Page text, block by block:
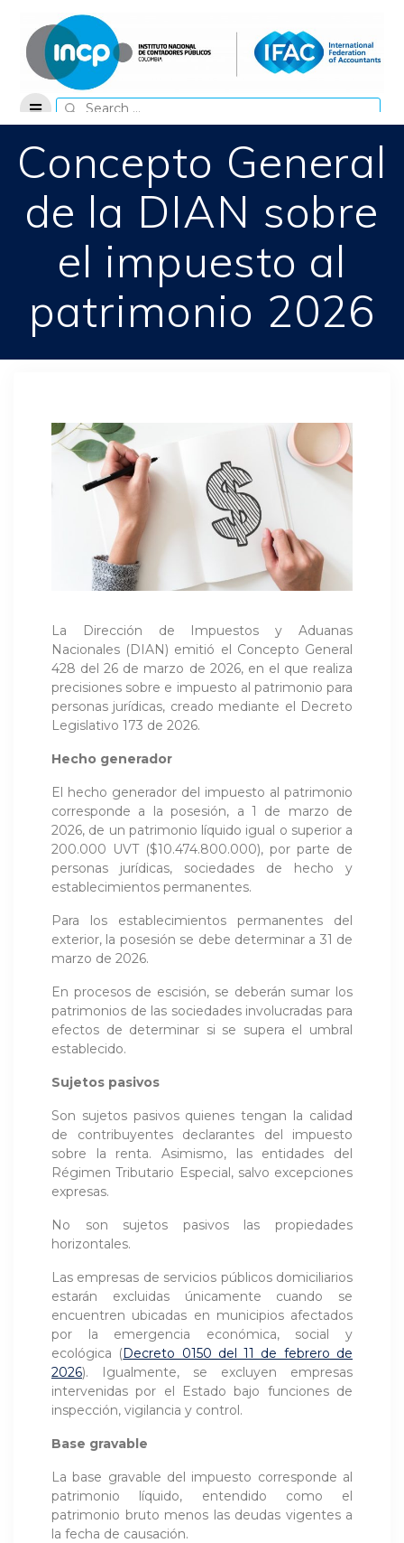
content
Search
for:
Concepto General
de la DIAN sobre
el impuesto al
patrimonio 2026
La Dirección de Impuestos y Aduanas
Nacionales (DIAN) emitió el Concepto General
428 del 26 de marzo de 2026, en el que realiza
precisiones sobre e impuesto al patrimonio para
personas jurídicas, creado mediante el Decreto
Legislativo 173 de 2026.
Hecho generador
El hecho generador del impuesto al patrimonio
corresponde a la posesión, a 1 de marzo de
2026, de un patrimonio líquido igual o superior a
200.000 UVT ($10.474.800.000), por parte de
personas jurídicas, sociedades de hecho y
establecimientos permanentes.
Para los establecimientos permanentes del
exterior, la posesión se debe determinar a 31 de
marzo de 2026.
En procesos de escisión, se deberán sumar los
patrimonios de las sociedades involucradas para
efectos de determinar si se supera el umbral
establecido.
Sujetos pasivos
Son sujetos pasivos quienes tengan la calidad
de contribuyentes declarantes del impuesto
sobre la renta. Asimismo, las entidades del
Régimen Tributario Especial, salvo excepciones
expresas.
No son sujetos pasivos las propiedades
horizontales.
Las empresas de servicios públicos domiciliarios
estarán excluidas únicamente cuando se
encuentren ubicadas en municipios afectados
por la emergencia económica, social y
ecológica (Decreto 0150 del 11 de febrero de
2026). Igualmente, se excluyen empresas
intervenidas por el Estado bajo funciones de
inspección, vigilancia y control.
Base gravable
La base gravable del impuesto corresponde al
patrimonio líquido, entendido como el
patrimonio bruto menos las deudas vigentes a
la fecha de causación.